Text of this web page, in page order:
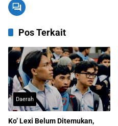
Pos Terkait
Daerah
Ko’ Lexi Belum Ditemukan,